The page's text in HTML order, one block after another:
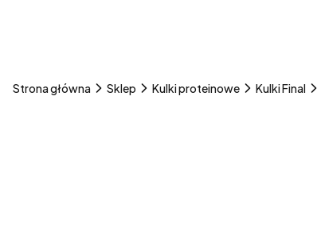
Strona główna Sklep Kulki proteinowe Kulki Final